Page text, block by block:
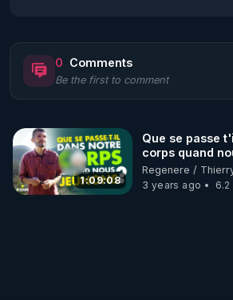
https://www.rgnr.fr/
🌱 LE MAGAZINE RÉGÉNÈRE
🌱 LA BOUTIQUE DU MAGAZINE
Pour obtenir les anciens numéros
0 Comments
Be the first to comment
1:09:08
Que se passe
corps quand
Regenere /
3 years ago